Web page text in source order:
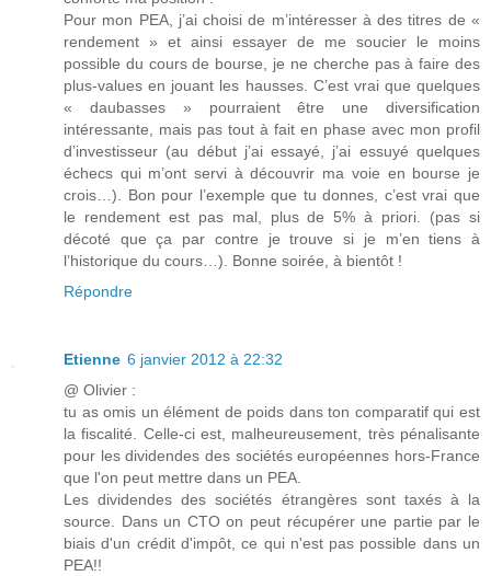
Pour mon PEA, j’ai choisi de m’intéresser à des titres de «
rendement » et ainsi essayer de me soucier le moins
possible du cours de bourse, je ne cherche pas à faire des
plus-values en jouant les hausses. C’est vrai que quelques
« daubasses » pourraient être une diversification
intéressante, mais pas tout à fait en phase avec mon profil
d’investisseur (au début j’ai essayé, j’ai essuyé quelques
échecs qui m’ont servi à découvrir ma voie en bourse je
crois…). Bon pour l’exemple que tu donnes, c’est vrai que
le rendement est pas mal, plus de 5% à priori. (pas si
décoté que ça par contre je trouve si je m’en tiens à
l’historique du cours…). Bonne soirée, à bientôt !
Répondre
Etienne 6 janvier 2012 à 22:32
@ Olivier :
tu as omis un élément de poids dans ton comparatif qui est
la fiscalité. Celle-ci est, malheureusement, très pénalisante
pour les dividendes des sociétés européennes hors-France
que l'on peut mettre dans un PEA.
Les dividendes des sociétés étrangères sont taxés à la
source. Dans un CTO on peut récupérer une partie par le
biais d'un crédit d'impôt, ce qui n'est pas possible dans un
PEA!!